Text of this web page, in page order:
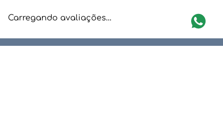
Carregando avaliações…